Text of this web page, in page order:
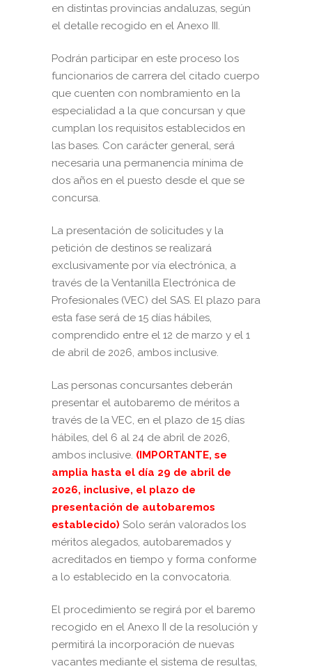
en distintas provincias andaluzas, según
el detalle recogido en el Anexo III.
Podrán participar en este proceso los
funcionarios de carrera del citado cuerpo
que cuenten con nombramiento en la
especialidad a la que concursan y que
cumplan los requisitos establecidos en
las bases. Con carácter general, será
necesaria una permanencia mínima de
dos años en el puesto desde el que se
concursa.
La presentación de solicitudes y la
petición de destinos se realizará
exclusivamente por vía electrónica, a
través de la Ventanilla Electrónica de
Profesionales (VEC) del SAS. El plazo para
esta fase será de 15 días hábiles,
comprendido entre el 12 de marzo y el 1
de abril de 2026, ambos inclusive.
Las personas concursantes deberán
presentar el autobaremo de méritos a
través de la VEC, en el plazo de 15 días
hábiles, del 6 al 24 de abril de 2026,
ambos inclusive. (IMPORTANTE, se
amplia hasta el día 29 de abril de
2026, inclusive, el plazo de
presentación de autobaremos
establecido) Solo serán valorados los
méritos alegados, autobaremados y
acreditados en tiempo y forma conforme
a lo establecido en la convocatoria.
El procedimiento se regirá por el baremo
recogido en el Anexo II de la resolución y
permitirá la incorporación de nuevas
vacantes mediante el sistema de resultas,